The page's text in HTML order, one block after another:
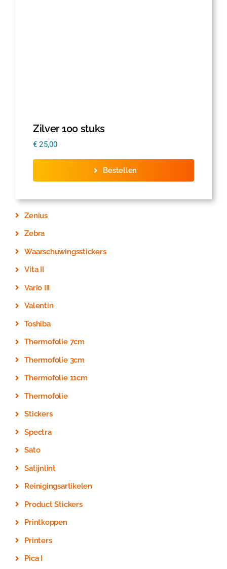
Zenius
Zebra
Waarschuwingsstickers
Vita II
Vario III
Valentin
Toshiba
Thermofolie 7cm
Thermofolie 3cm
Thermofolie 11cm
Thermofolie
Stickers
Spectra
Sato
Satijnlint
Reinigingsartikelen
Product Stickers
Printkoppen
Printers
Pica I
Zilver 100 stuks
€ 25,00
Bestellen